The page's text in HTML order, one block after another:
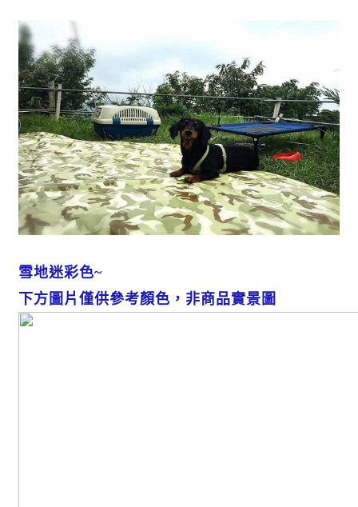
雪地迷彩色~
下方圖片僅供參考顏色，非商品實景圖